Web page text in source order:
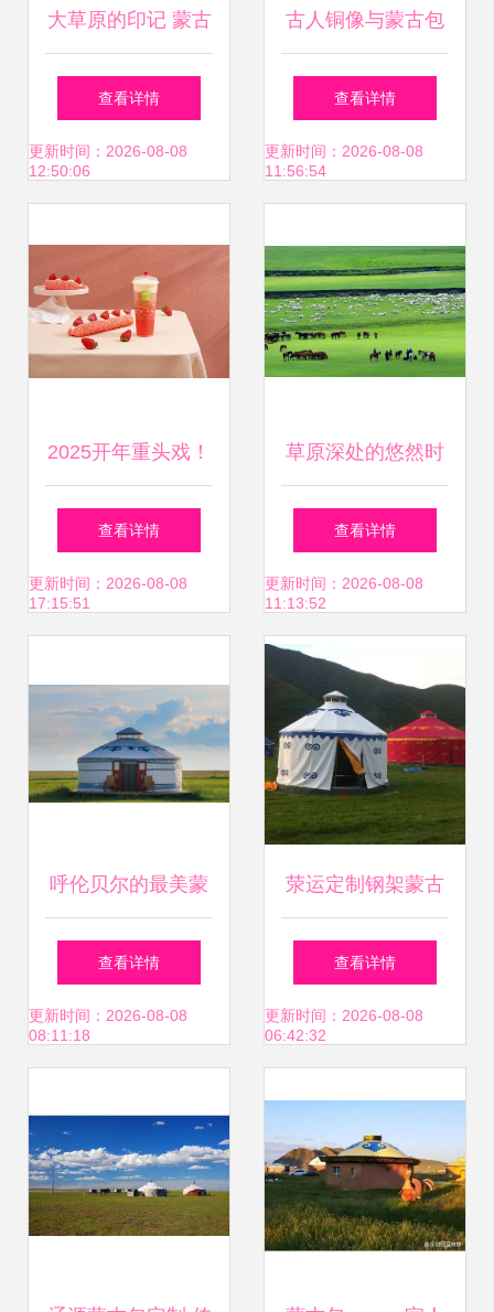
大草原的印记 蒙古
包绽放美丽河南
查看详情
更新时间：2026-08-08
12:50:06
古人铜像与蒙古包
融合 室内设计的别
样灵感
查看详情
更新时间：2026-08-08
11:56:54
2025开年重头戏！
奈雪的茶烘焙革命
近50款现烤新品与
查看详情
更新时间：2026-08-08
17:15:51
草原深处的悠然时
光，惊艳了谁的远
方？
查看详情
更新时间：2026-08-08
11:13:52
呼伦贝尔的最美蒙
古包 原生态与品质
的完美邂逅
查看详情
更新时间：2026-08-08
08:11:18
荥运定制钢架蒙古
包 旅游露营户外小
型蒙古包篷的理想
查看详情
更新时间：2026-08-08
06:42:32